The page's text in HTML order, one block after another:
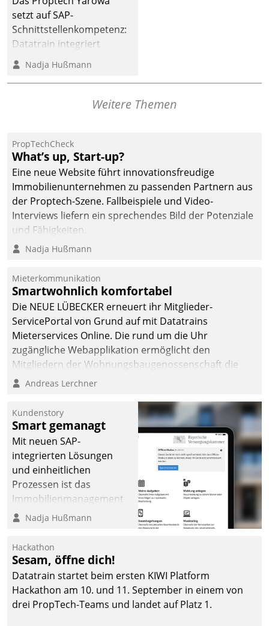
Dialogführung ermöglicht
dem externen
Serviceteam, Anrufe von
Mietenden zügiger und
effizienter zu bearbeiten.
setzt auf SAP-
Schnittstellenkompetenz:
Datatrain integriert
Yarowas Portal zur
Vergabe und Verwaltung
von Aufträgen der
deutscher
Wohnungsunternehmen
– und beschleunigt damit
den Weg vom
Mieteranliegen zum
Dienstleisterauftrag.
Nadja Hußmann
Weitere Themen
PropTechCheck
What’s up, Start-up?
Eine neue Website führt innovationsfreudige
Immobilienunternehmen zu passenden Partnern aus
der Proptech-Szene. Fallbeispiele und Video-
Interviews liefern ein sprechendes Bild der Potenziale
und Fähigkeiten.
Nadja Hußmann
Mieterkommunikation
Smartwohnlich komfortabel
Die NEUE LÜBECKER erneuert ihr Mitglieder-
ServicePortal von Grund auf mit Datatrains
Mieterservices Online. Die rund um die Uhr
zugängliche Webapplikation ermöglicht den
Mitgliedern der Wohnungs­bau­genossenschaft die
Kontaktaufnahme per Smartphone, Tablet oder PC.
Andreas Lerchner
Kundenstory
Smart gemanagt
Mit neuen SAP-
integrierten Lösungen
und einheitlichen
Prozessen ist das
Immobilienmanagement
der Bayerischen
Ressort Kapitalanlage für
künftige Aufgaben und
Herausforderungen
gerüstet.
Nadja Hußmann
Hackathon
Sesam, öffne dich!
Datatrain startet beim ersten KIWI Platform
Hackathon am 10. und 11. September in einem von
drei PropTech-Teams und landet auf Platz 1.